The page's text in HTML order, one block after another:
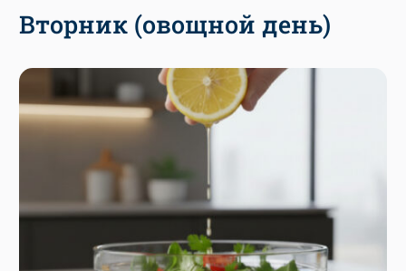
Вторник (овощной день)